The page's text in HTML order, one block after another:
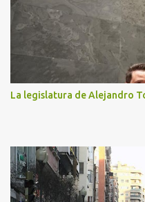
La legislatura de Alejandro